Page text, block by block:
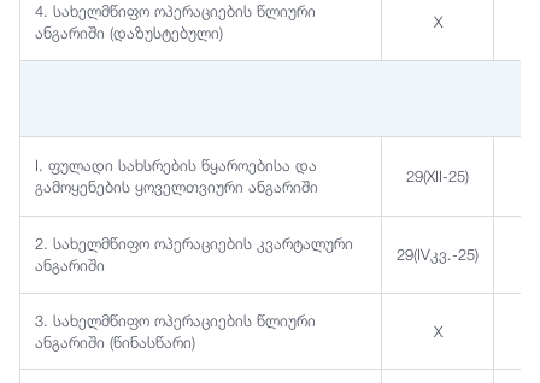
4. სახელმწიფო ოპერაციების წლიური
ანგარიში (დაზუსტებული)
X
I. ფულადი სახსრების წყაროებისა და
გამოყენების ყოველთვიური ანგარიში
29(XII-25)
2. სახელმწიფო ოპერაციების კვარტალური
ანგარიში
29(IVკვ.-25)
3. სახელმწიფო ოპერაციების წლიური
ანგარიში (წინასწარი)
X